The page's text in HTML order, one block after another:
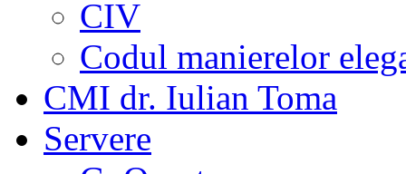
CIV
Codul manierelor
CMI dr. Iulian Toma
Servere